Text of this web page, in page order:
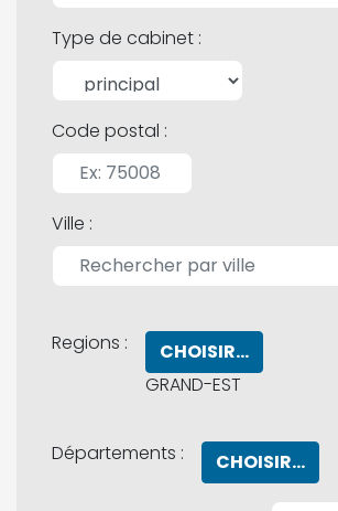
Type de cabinet :
Code postal :
Ville :
Regions :
CHOISIR...
GRAND-EST
Départements : CHOISIR...